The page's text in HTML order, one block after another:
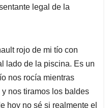
legal de la
rojo de mi tío con
lado de la piscina. Es un
nos rocía mientras
nos tiramos los baldes
hoy no sé si realmente el